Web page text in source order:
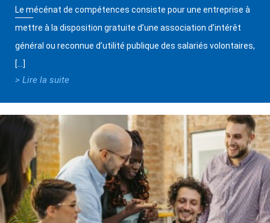
Le mécénat de compétences consiste pour une entreprise à
mettre à la disposition gratuite d’une association d’intérêt
général ou reconnue d’utilité publique des salariés volontaires,
[…]
> Lire la suite